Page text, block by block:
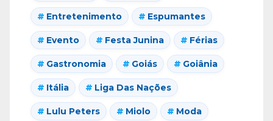
Entretenimento Espumantes
Evento Festa Junina Férias
Gastronomia Goiás Goiânia
Itália Liga Das Nações
Lulu Peters Miolo Moda